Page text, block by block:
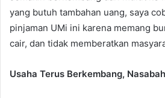
yang butuh tambahan uang, saya
pinjaman UMi ini karena memang
cair, dan tidak memberatkan
Usaha Terus Berkembang,